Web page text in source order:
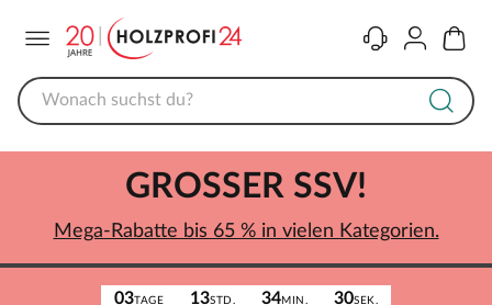
KontaktKonto
03TAGE 13STD. 34MIN. 30SEK.
GROSSER SSV!
Mega-Rabatte bis 65 % in vielen Kategorien.